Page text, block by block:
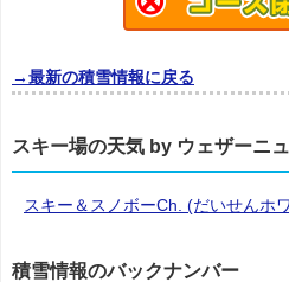
→最新の積雪情報に戻る
スキー場の天気 by ウェザーニ
スキー＆スノボーCh. (だいせんホ
積雪情報のバックナンバー